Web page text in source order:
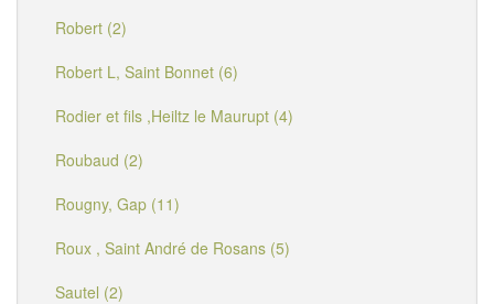
Robert (2)
Robert L, Saint Bonnet (6)
Rodier et fils ,Heiltz le Maurupt (4)
Roubaud (2)
Rougny, Gap (11)
Roux , Saint André de Rosans (5)
Sautel (2)